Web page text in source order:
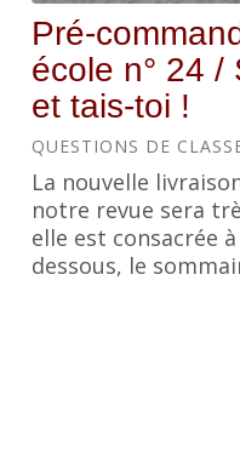
Pré-
école n° 24 /
et tais-toi !
QUESTIONS DE
La nouvelle
notre revue sera
elle est consacrée
dessous, le